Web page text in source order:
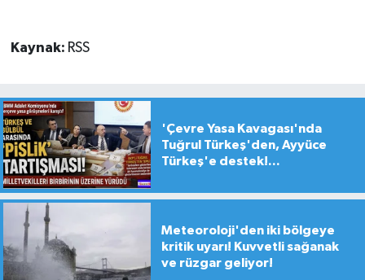
Kaynak: RSS
'Çevre Yasa Kavagası'nda
Tuğrul Türkeş'den, Ayyüce
Türkeş'e destek!...
Meteoroloji'den iki bölgeye
kritik uyarı! Kuvvetli sağanak
ve rüzgar geliyor!